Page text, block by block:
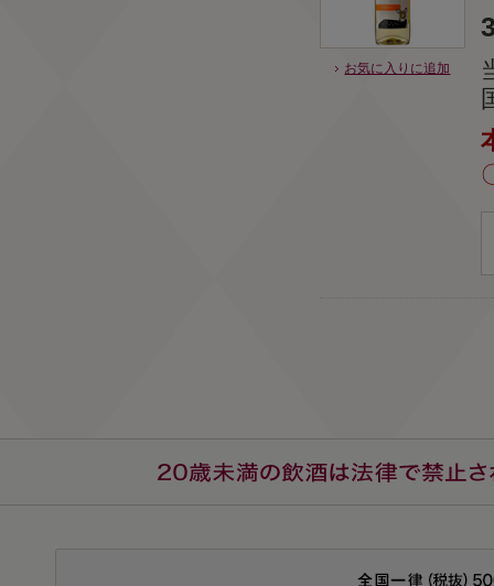
お気に入りに追加